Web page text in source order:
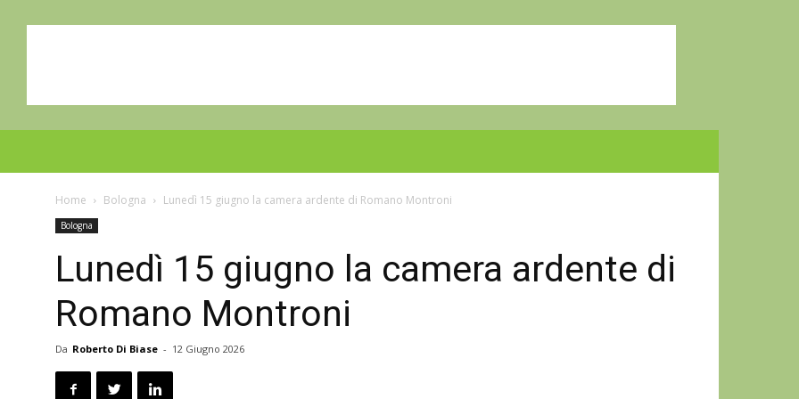
Home Bologna Lunedì 15 giugno la camera ardente di Romano Montroni
Bologna
Lunedì 15 giugno la camera ardente di
Romano Montroni
Da Roberto Di Biase - 12 Giugno 2026